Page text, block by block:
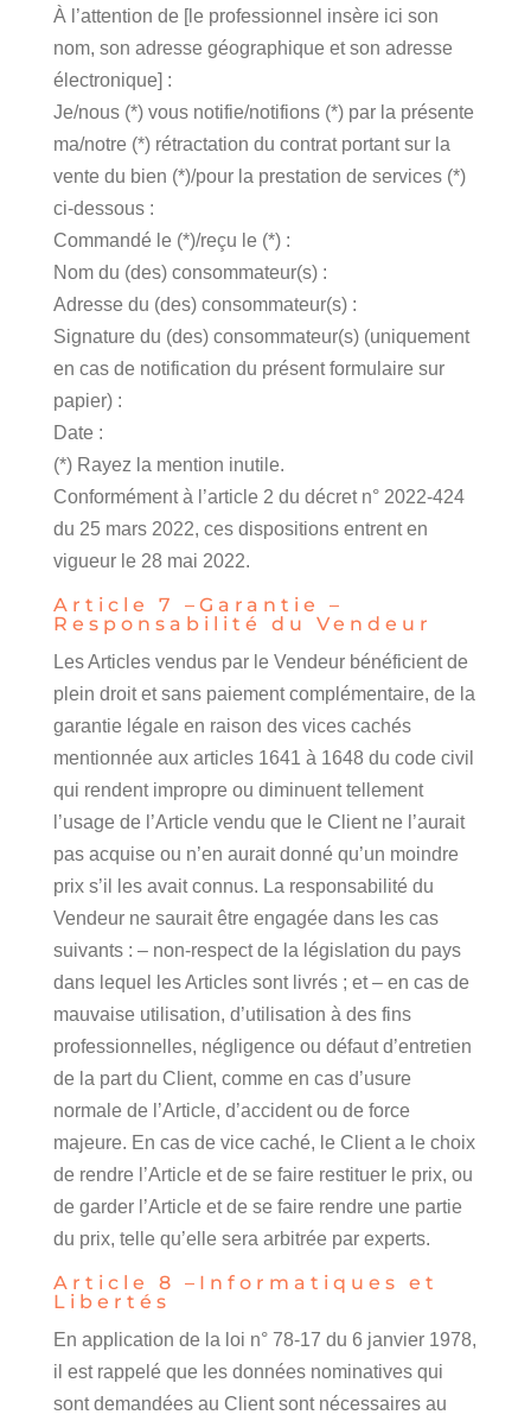
À l’attention de [le professionnel insère ici son
nom, son adresse géographique et son adresse
électronique] :
Je/nous (*) vous notifie/notifions (*) par la présente
ma/notre (*) rétractation du contrat portant sur la
vente du bien (*)/pour la prestation de services (*)
ci-dessous :
Commandé le (*)/reçu le (*) :
Nom du (des) consommateur(s) :
Adresse du (des) consommateur(s) :
Signature du (des) consommateur(s) (uniquement
en cas de notification du présent formulaire sur
papier) :
Date :
(*) Rayez la mention inutile.
Conformément à l’article 2 du décret n° 2022-424
du 25 mars 2022, ces dispositions entrent en
vigueur le 28 mai 2022.
Article 7 –Garantie –
Responsabilité du Vendeur
Les Articles vendus par le Vendeur bénéficient de
plein droit et sans paiement complémentaire, de la
garantie légale en raison des vices cachés
mentionnée aux articles 1641 à 1648 du code civil
qui rendent impropre ou diminuent tellement
l’usage de l’Article vendu que le Client ne l’aurait
pas acquise ou n’en aurait donné qu’un moindre
prix s’il les avait connus. La responsabilité du
Vendeur ne saurait être engagée dans les cas
suivants : – non-respect de la législation du pays
dans lequel les Articles sont livrés ; et – en cas de
mauvaise utilisation, d’utilisation à des fins
professionnelles, négligence ou défaut d’entretien
de la part du Client, comme en cas d’usure
normale de l’Article, d’accident ou de force
majeure. En cas de vice caché, le Client a le choix
de rendre l’Article et de se faire restituer le prix, ou
de garder l’Article et de se faire rendre une partie
du prix, telle qu’elle sera arbitrée par experts.
Article 8 –Informatiques et
Libertés
En application de la loi n° 78-17 du 6 janvier 1978,
il est rappelé que les données nominatives qui
sont demandées au Client sont nécessaires au